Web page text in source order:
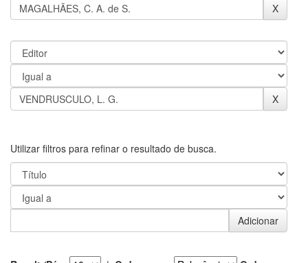
Utilizar filtros para refinar o resultado de busca.